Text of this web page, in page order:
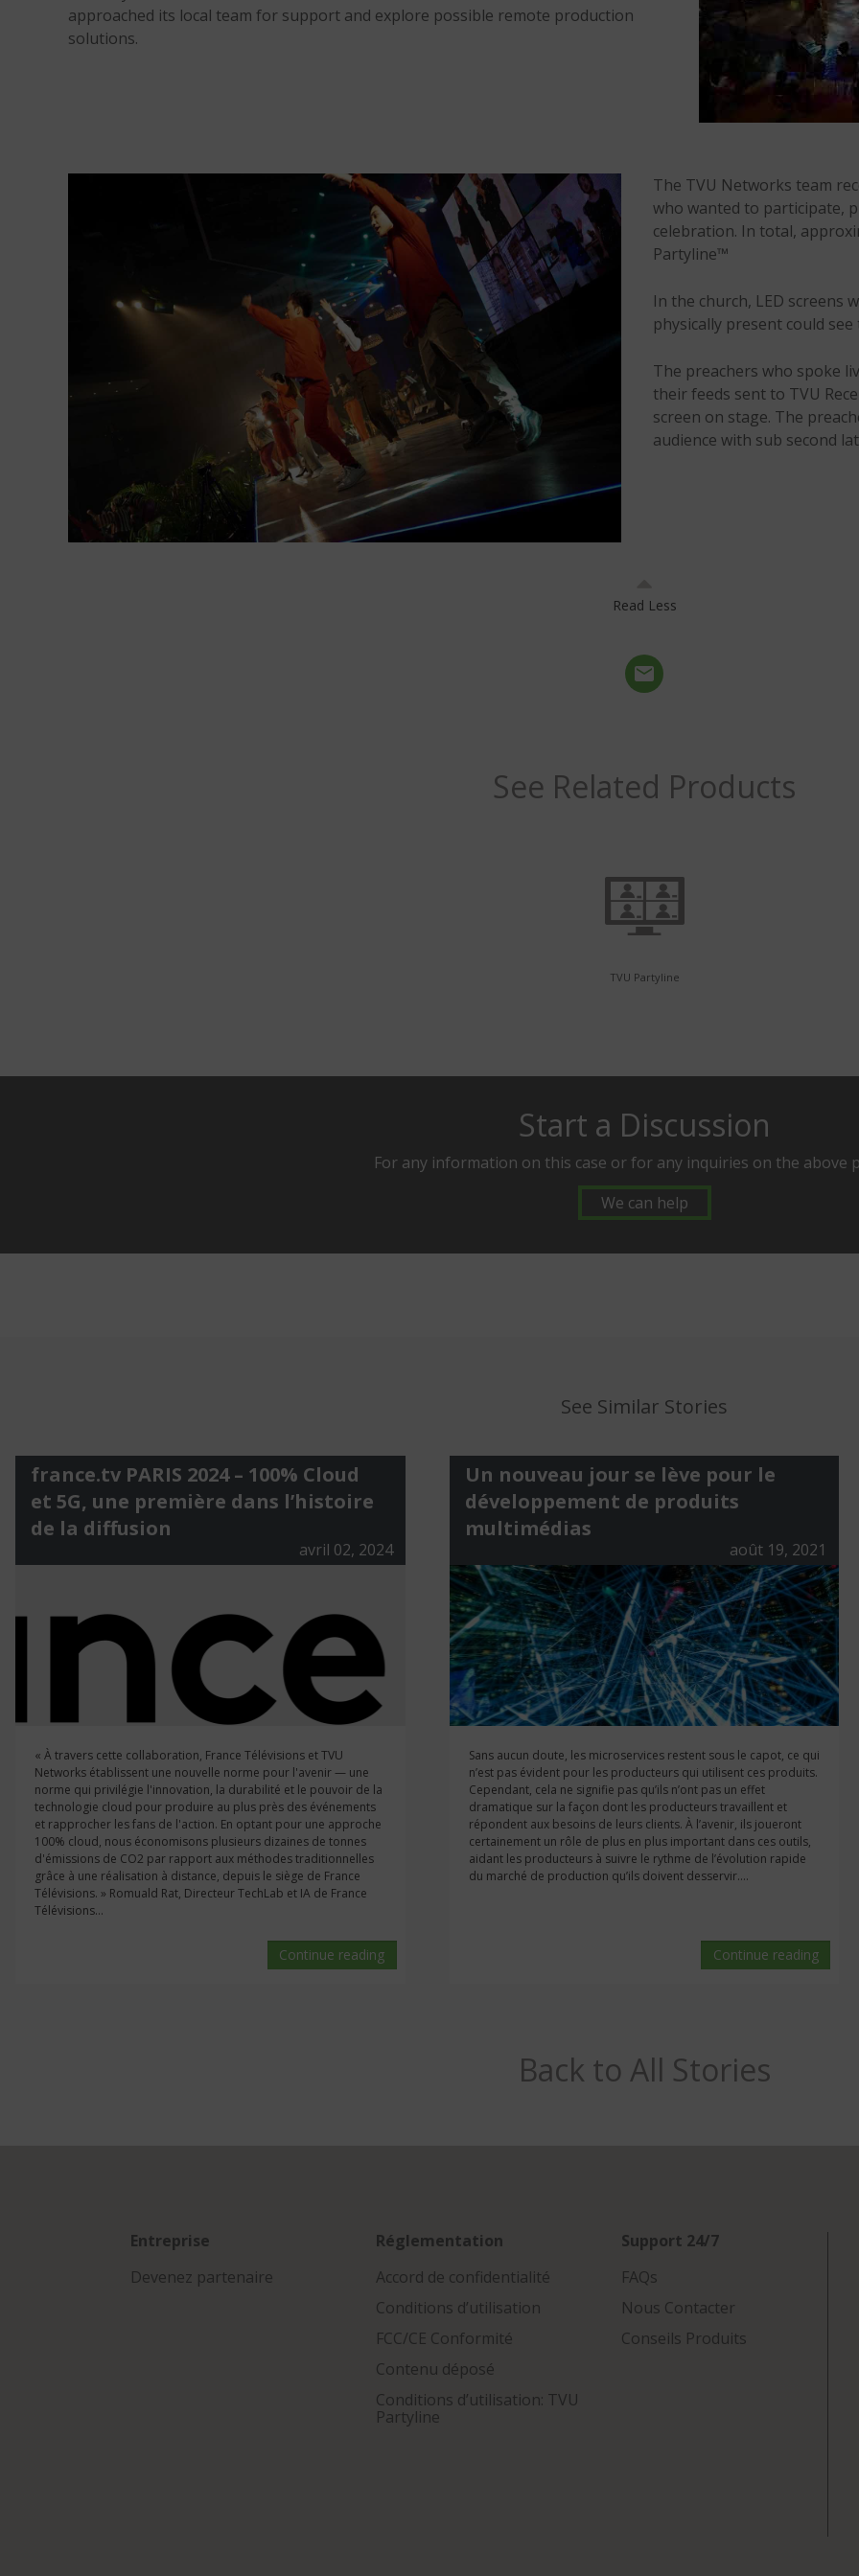
approached its local team for support and explore possible remote production
solutions.
The TVU Networks team
who wanted to participate,
celebration. In total,
Partyline™
In the church, LED screens
physically present could
The preachers who spoke
their feeds sent to TVU
screen on stage. The
audience with sub second
Read Less
See Related Products
TVU Partyline
Start a Discussion
For any information on this case or for any inquiries on the above
We can help
See Similar Stories
france.tv PARIS 2024 – 100% Cloud
et 5G, une première dans l’histoire
de la diffusion
avril 02, 2024
« À travers cette collaboration, France Télévisions et TVU
Networks établissent une nouvelle norme pour l'avenir — une
norme qui privilégie l'innovation, la durabilité et le pouvoir de la
technologie cloud pour produire au plus près des événements
et rapprocher les fans de l'action. En optant pour une approche
100% cloud, nous économisons plusieurs dizaines de tonnes
d'émissions de CO2 par rapport aux méthodes traditionnelles
grâce à une réalisation à distance, depuis le siège de France
Télévisions. » Romuald Rat, Directeur TechLab et IA de France
Télévisions...
Continue reading
Un nouveau jour se lève pour le
développement de produits
multimédias
août 19, 2021
Sans aucun doute, les microservices restent sous le capot, ce qui
n’est pas évident pour les producteurs qui utilisent ces produits.
Cependant, cela ne signifie pas qu’ils n’ont pas un effet
dramatique sur la façon dont les producteurs travaillent et
répondent aux besoins de leurs clients. À l’avenir, ils joueront
certainement un rôle de plus en plus important dans ces outils,
aidant les producteurs à suivre le rythme de l’évolution rapide
du marché de production qu’ils doivent desservir....
Continue reading
Back to All Stories
Entreprise
Devenez partenaire
Réglementation
Accord de confidentialité
Conditions d’utilisation
FCC/CE Conformité
Contenu déposé
Conditions d’utilisation: TVU
Partyline
Support 24/7
FAQs
Nous Contacter
Conseils Produits